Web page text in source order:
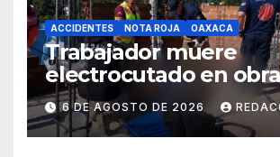
ACCIDENTES NOTA ROJA OAXACA
Trabajador muere
electrocutado en
Soledad Etla; dos
resultan gravemente
lesionados
6 DE AGOSTO DE 2026